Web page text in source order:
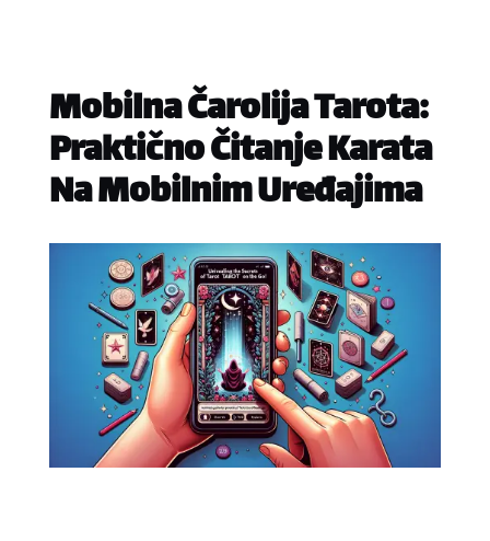
Mobilna Čarolija Tarota:
Praktično Čitanje Karata
Na Mobilnim Uređajima